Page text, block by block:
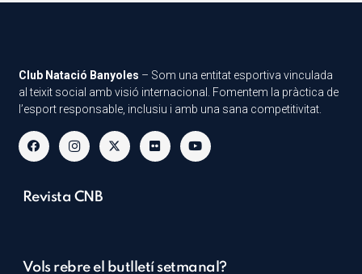
Club Natació Banyoles – Som una entitat esportiva vinculada
al teixit social amb visió internacional. Fomentem la pràctica de
l’esport responsable, inclusiu i amb una sana competitivitat.
Revista CNB
Vols rebre el butlletí setmanal?